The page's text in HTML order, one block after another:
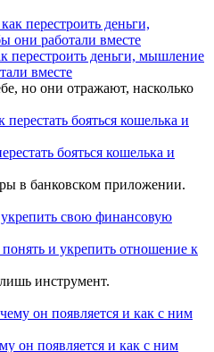
перестроить деньги, мышление
вместе
но они отражают, насколько
бояться кошелька и
в банковском приложении.
и укрепить отношение к
инструмент.
он появляется и как с ним